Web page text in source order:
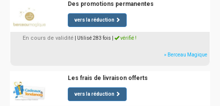
Des promotions permanentes
vers la réduction
En cours de validité | Utilisé 283 fois vérifié !
» Berceau Magique
Les frais de livraison offerts
vers la réduction